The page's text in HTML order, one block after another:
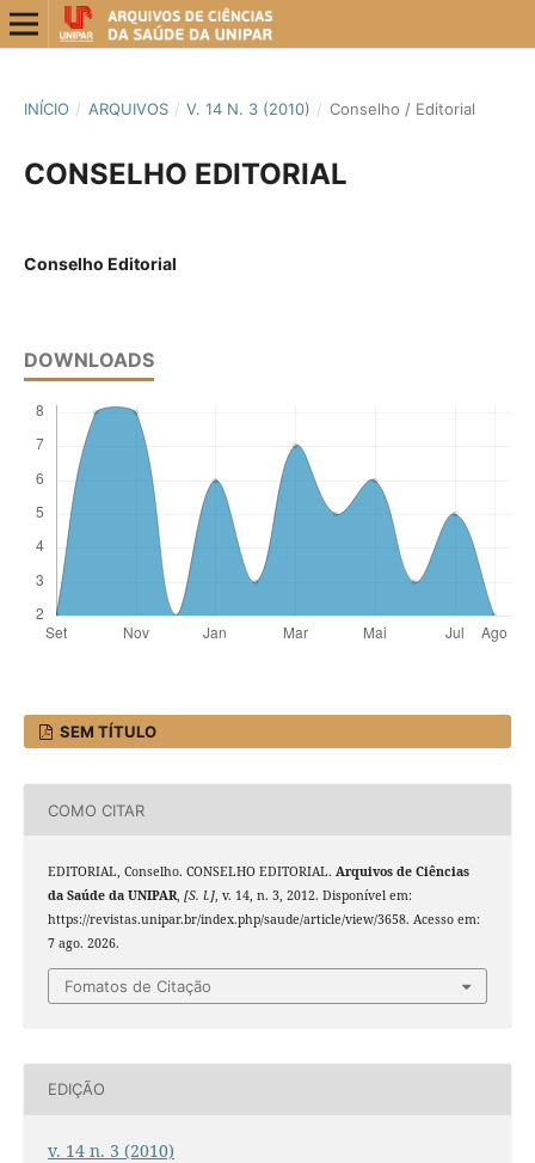
INÍCIO / ARQUIVOS / V. 14 N. 3 (2010) / Conselho / Editorial
CONSELHO EDITORIAL
Conselho Editorial
DOWNLOADS
SEM TÍTULO
COMO CITAR
EDITORIAL, Conselho. CONSELHO EDITORIAL. Arquivos de Ciências
da Saúde da UNIPAR, [S. l.], v. 14, n. 3, 2012. Disponível em:
https://revistas.unipar.br/index.php/saude/article/view/3658. Acesso em:
7 ago. 2026.
Fomatos de Citação
EDIÇÃO
v. 14 n. 3 (2010)